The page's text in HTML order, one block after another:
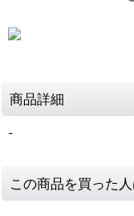
商品詳細
-
この商品を買った